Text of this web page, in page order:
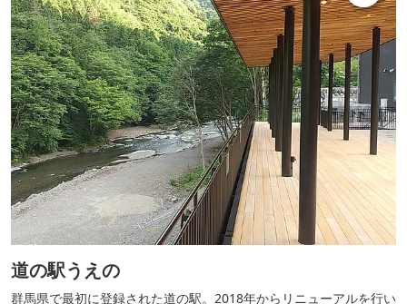
道の駅うえの
群馬県で最初に登録された道の駅。2018年からリニューアルを行い